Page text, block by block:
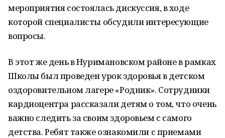
мероприятия состоялась дискуссия, в ходе
которой специалисты обсудили интересующие
вопросы.
В этот же день в Нуримановском районе в рамках
Школы был проведен урок здоровья в детском
оздоровительном лагере «Родник». Сотрудники
кардиоцентра рассказали детям о том, что очень
важно следить за своим здоровьем с самого
детства. Ребят также ознакомили с приемами